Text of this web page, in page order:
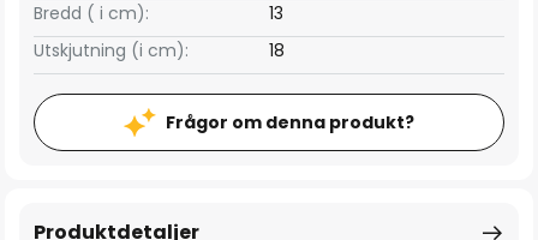
Bredd ( i cm): 13
Utskjutning (i cm): 18
Frågor om denna produkt?
Produktdetaljer